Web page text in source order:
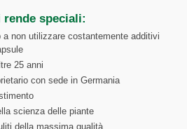
speciali:
a non utilizzare costantemente additivi
25 anni
con sede in Germania
scienza delle piante
della massima qualità